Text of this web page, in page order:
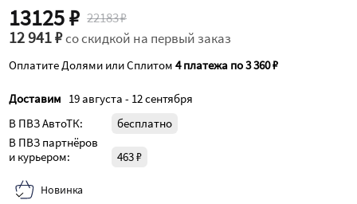
13125 ₽ 22183 ₽
12 941 ₽со скидкой на первый заказ
Оплатите Долями или Сплитом4 платежа по 3 360 ₽
Доставим 19 августа - 12 сентября
В ПВЗ АвтоТК:
бесплатно
В ПВЗ партнёров
и курьером:
463 ₽
Новинка